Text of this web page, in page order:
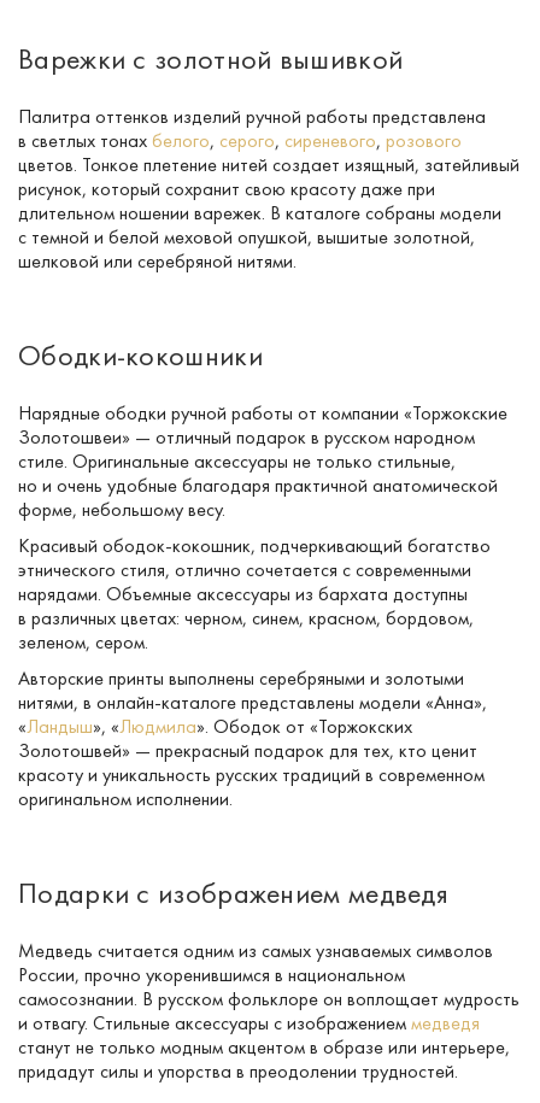
Варежки с золотной вышивкой
Палитра оттенков изделий ручной работы представлена
в светлых тонахбелого, серого, сиреневого, розового
цветов. Тонкое плетение нитей создает изящный, затейливый
рисунок, который сохранит свою красоту даже при
длительном ношении варежек. В каталоге собраны модели
с темной и белой меховой опушкой, вышитые золотной,
шелковой или серебряной нитями.
Ободки-кокошники
Нарядные ободки ручной работы от компании «Торжокские
Золотошвеи» — отличный подарок в русском народном
стиле. Оригинальные аксессуары не только стильные,
но и очень удобные благодаря практичной анатомической
форме, небольшому весу.
Красивый ободок-кокошник, подчеркивающий богатство
этнического стиля, отлично сочетается с современными
нарядами. Объемные аксессуары из бархата доступны
в различных цветах: черном, синем, красном, бордовом,
зеленом, сером.
Авторские принты выполнены серебряными и золотыми
нитями, в онлайн-каталогепредставлены модели «Анна»,
«Ландыш», «Людмила». Ободок от «Торжокских
Золотошвей» — прекрасный подарок для тех, кто ценит
красоту и уникальность русских традиций в современном
оригинальном исполнении.
Подарки с изображением медведя
Медведь считается одним из самых узнаваемых символов
России, прочно укоренившимся в национальном
самосознании. В русском фольклоре он воплощает мудрость
и отвагу. Стильные аксессуары с изображениеммедведя
станут не только модным акцентом в образе или интерьере,
придадут силы и упорства в преодолении трудностей.